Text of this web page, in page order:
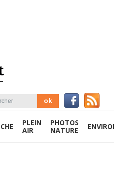
PLEIN
AIR
PHOTOS
NATURE